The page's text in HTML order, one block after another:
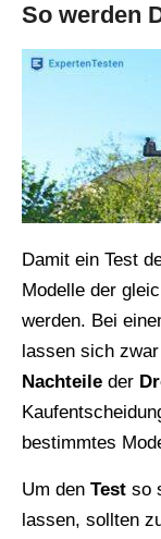
So werden
Damit ein Test
Modelle der
werden. Bei
lassen sich
Nachteile der
bestimmtes
Um den Test so
lassen, sollten